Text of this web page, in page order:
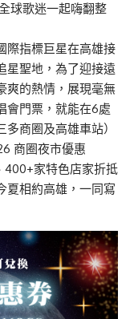
球歌迷一起嗨翻整
際指標巨星在高雄接
星聖地，為了迎接遠
爽的熱情，展現毫無
會門票，就能在6處
商圈及高雄車站）
商圈夜市優惠
400+家特色店家折抵
夏相約高雄，一同寫